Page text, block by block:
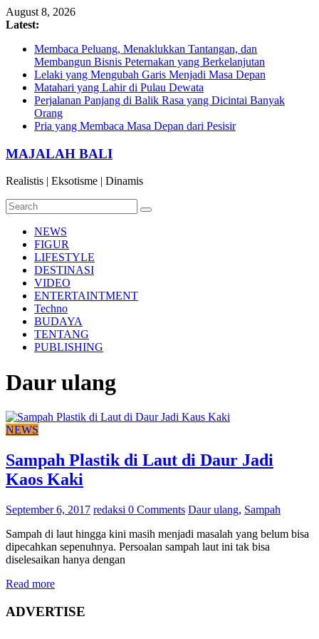
Skip
to
August 8, 2026
Latest:
Membaca Peluang, Menaklukkan Tantangan, dan
Membangun Bisnis Peternakan yang Berkelanjutan
Lelaki yang Mengubah Garis Menjadi Masa Depan
Matahari yang Lahir di Pulau Dewata
Perjalanan Panjang di Balik Rasa yang Dicintai Banyak
Orang
Pria yang Membaca Masa Depan dari Pesisir
MAJALAH BALI
Realistis | Eksotisme | Dinamis
NEWS
FIGUR
LIFESTYLE
DESTINASI
VIDEO
ENTERTAINTMENT
Techno
BUDAYA
TENTANG
PUBLISHING
Daur ulang
NEWS
Sampah Plastik di Laut di Daur Jadi
Kaos Kaki
September 6, 2017 redaksi 0 Comments Daur ulang, Sampah
Sampah di laut hingga kini masih menjadi masalah yang belum bisa
dipecahkan sepenuhnya. Persoalan sampah laut ini tak bisa
diselesaikan hanya dengan
Read more
ADVERTISE